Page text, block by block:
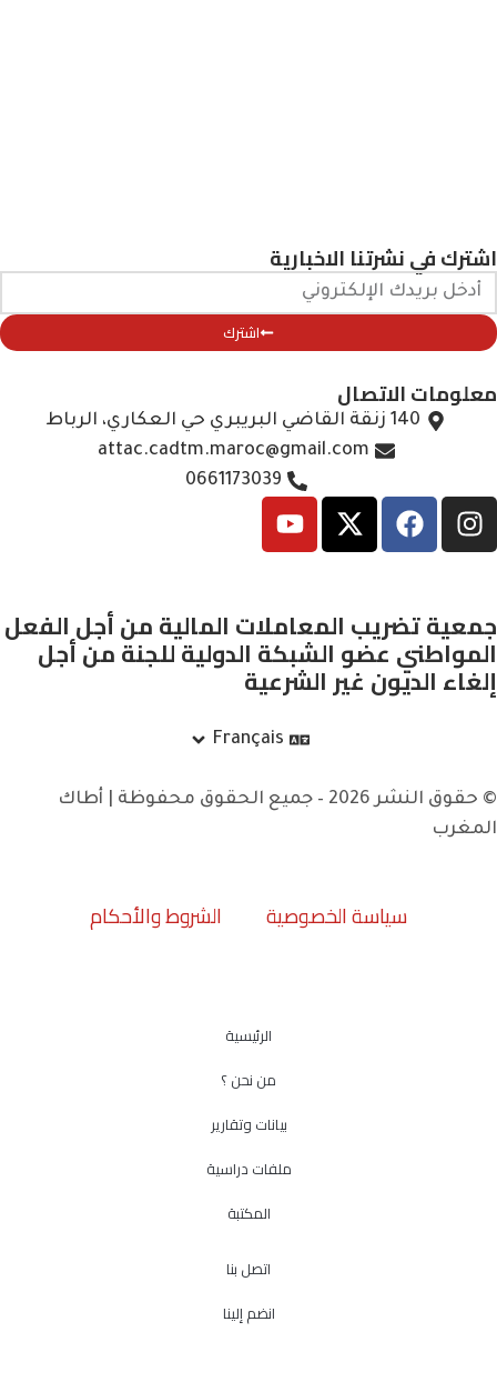
اشترك في نشرتنا الاخبارية
اشترك
معلومات الاتصال
140 زنقة القاضي البريبري حي العكاري، الرباط
attac.cadtm.maroc@gmail.com
0661173039
جمعية تضريب المعاملات المالية من أجل الفعل
المواطني عضو الشبكة الدولية للجنة من أجل
إلغاء الديون غير الشرعية
Français
© حقوق النشر 2026 – جميع الحقوق محفوظة | أطاك
المغرب
سياسة الخصوصية الشروط والأحكام
الرئيسية
من نحن ؟
بيانات وتقارير
ملفات دراسية
المكتبة
اتصل بنا
انضم إلينا